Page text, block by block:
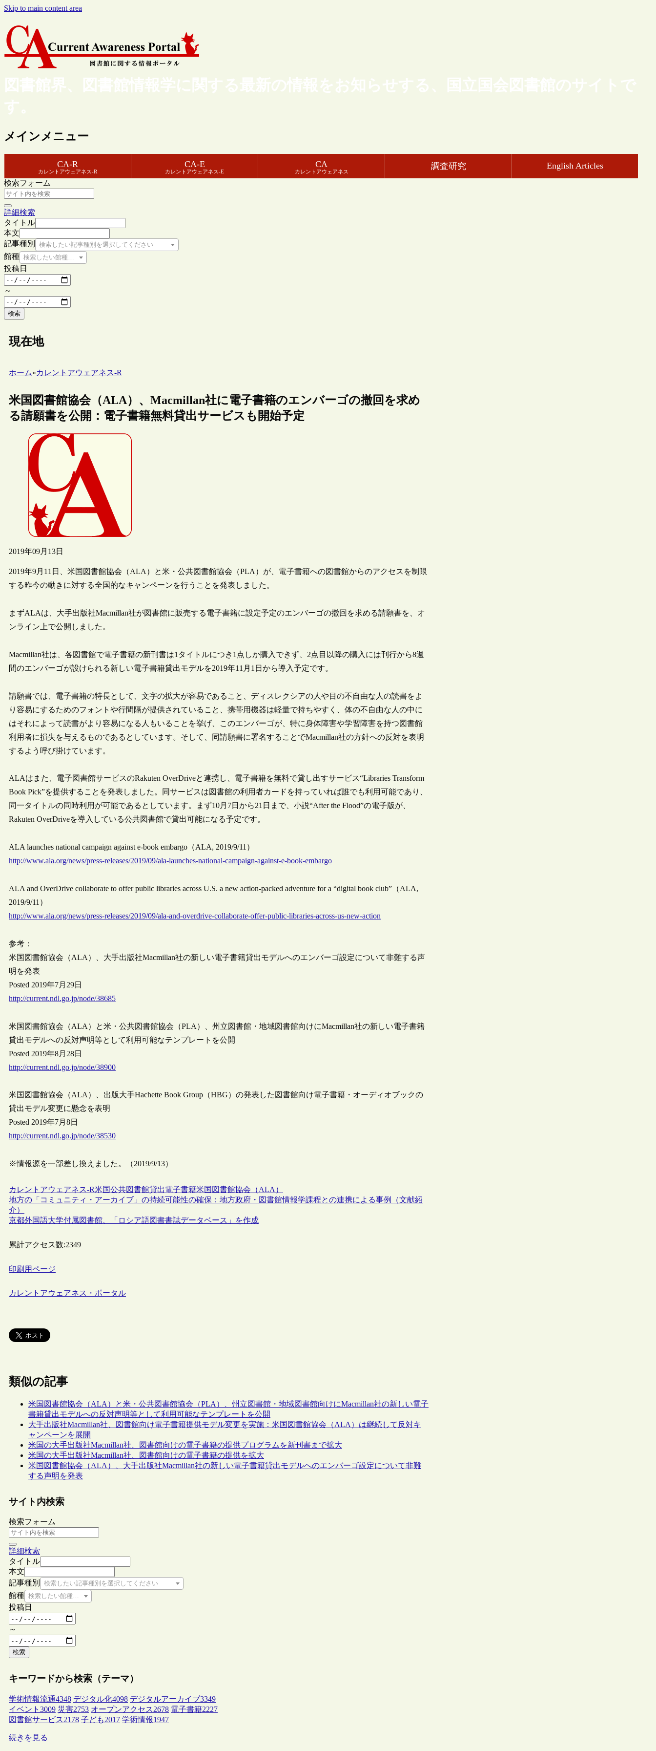
Skip to main content area
図書館界、図書館情報学に関する最新の情報をお知らせする、国立国会図書館のサイトで
す。
メインメニュー
CA-R
カレントアウェアネス-R
CA-E
カレントアウェアネス-E
CA
カレントアウェアネス
調査研究 English Articles
検索フォーム
詳細検索
タイトル
本文
記事種別
検索したい記事種別を選択してください
館種 検索したい館種を選択してください
投稿日
～
検索
現在地
ホーム»カレントアウェアネス-R
米国図書館協会（ALA）、Macmillan社に電子書籍のエンバーゴの撤回を求め
る請願書を公開：電子書籍無料貸出サービスも開始予定
2019年09月13日
2019年9月11日、米国図書館協会（ALA）と米・公共図書館協会（PLA）が、電子書籍への図書館からのアクセスを制限
する昨今の動きに対する全国的なキャンペーンを行うことを発表しました。
まずALAは、大手出版社Macmillan社が図書館に販売する電子書籍に設定予定のエンバーゴの撤回を求める請願書を、オ
ンライン上で公開しました。
Macmillan社は、各図書館で電子書籍の新刊書は1タイトルにつき1点しか購入できず、2点目以降の購入には刊行から8週
間のエンバーゴが設けられる新しい電子書籍貸出モデルを2019年11月1日から導入予定です。
請願書では、電子書籍の特長として、文字の拡大が容易であること、ディスレクシアの人や目の不自由な人の読書をよ
り容易にするためのフォントや行間隔が提供されていること、携帯用機器は軽量で持ちやすく、体の不自由な人の中に
はそれによって読書がより容易になる人もいることを挙げ、このエンバーゴが、特に身体障害や学習障害を持つ図書館
利用者に損失を与えるものであるとしています。そして、同請願書に署名することでMacmillan社の方針への反対を表明
するよう呼び掛けています。
ALAはまた、電子図書館サービスのRakuten OverDriveと連携し、電子書籍を無料で貸し出すサービス“Libraries Transform
Book Pick”を提供することを発表しました。同サービスは図書館の利用者カードを持っていれば誰でも利用可能であり、
同一タイトルの同時利用が可能であるとしています。まず10月7日から21日まで、小説“After the Flood”の電子版が、
Rakuten OverDriveを導入している公共図書館で貸出可能になる予定です。
ALA launches national campaign against e-book embargo（ALA, 2019/9/11）
http://www.ala.org/news/press-releases/2019/09/ala-launches-national-campaign-against-e-book-embargo
ALA and OverDrive collaborate to offer public libraries across U.S. a new action-packed adventure for a “digital book club”（ALA,
2019/9/11）
http://www.ala.org/news/press-releases/2019/09/ala-and-overdrive-collaborate-offer-public-libraries-across-us-new-action
参考：
米国図書館協会（ALA）、大手出版社Macmillan社の新しい電子書籍貸出モデルへのエンバーゴ設定について非難する声
明を発表
Posted 2019年7月29日
http://current.ndl.go.jp/node/38685
米国図書館協会（ALA）と米・公共図書館協会（PLA）、州立図書館・地域図書館向けにMacmillan社の新しい電子書籍
貸出モデルへの反対声明等として利用可能なテンプレートを公開
Posted 2019年8月28日
http://current.ndl.go.jp/node/38900
米国図書館協会（ALA）、出版大手Hachette Book Group（HBG）の発表した図書館向け電子書籍・オーディオブックの
貸出モデル変更に懸念を表明
Posted 2019年7月8日
http://current.ndl.go.jp/node/38530
※情報源を一部差し換えました。（2019/9/13）
カレントアウェアネス-R米国公共図書館貸出電子書籍米国図書館協会（ALA）
地方の「コミュニティ・アーカイブ」の持続可能性の確保：地方政府・図書館情報学課程との連携による事例（文献紹
介）
京都外国語大学付属図書館、「ロシア語図書書誌データベース」を作成
累計アクセス数:2349
印刷用ページ
カレントアウェアネス・ポータル
類似の記事
米国図書館協会（ALA）と米・公共図書館協会（PLA）、州立図書館・地域図書館向けにMacmillan社の新しい電子
書籍貸出モデルへの反対声明等として利用可能なテンプレートを公開
大手出版社Macmillan社、図書館向け電子書籍提供モデル変更を実施：米国図書館協会（ALA）は継続して反対キ
ャンペーンを展開
米国の大手出版社Macmillan社、図書館向けの電子書籍の提供プログラムを新刊書まで拡大
米国の大手出版社Macmillan社、図書館向けの電子書籍の提供を拡大
米国図書館協会（ALA）、大手出版社Macmillan社の新しい電子書籍貸出モデルへのエンバーゴ設定について非難
する声明を発表
サイト内検索
検索フォーム
詳細検索
タイトル
本文
記事種別
検索したい記事種別を選択してください
館種 検索したい館種を選択してください
投稿日
～
検索
キーワードから検索（テーマ）
学術情報流通4348 デジタル化4098 デジタルアーカイブ3349
イベント 3009 災害2753 オープンアクセス2678 電子書籍2227
図書館サービス2178 子ども2017 学術情報1947
続きを見る